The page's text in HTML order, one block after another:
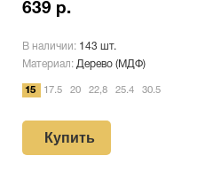
639 р.
В наличии: 143 шт.
Материал: Дерево (МДФ)
15 17.5 20 22,8 25.4 30.5
Купить